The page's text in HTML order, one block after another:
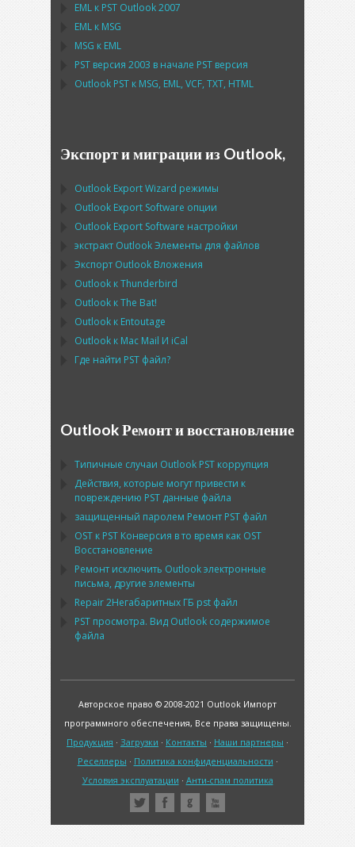
EML к PST Outlook2007
EML к MSG
MSG к EML
PST версия 2003 в начале PST версия
Outlook PST к MSG, EML, VCF, TXT, HTML
Экспорт и миграции из Outlook,
Outlook Export Wizard режимы
Outlook Export Software опции
Outlook Export Software настройки
экстракт OutlookЭлементы для файлов
Экспорт Outlook Вложения
Outlook кThunderbird
Outlook кThe Bat!
Outlook к Entoutage
Outlook к Mac Mail И iCal
Где найти PST файл?
Outlook Ремонт и восстановление
Типичные случаи Outlook PST коррупция
Действия, которые могут привести к
повреждению PST данные файла
защищенный паролем Ремонт PST файл
OST к PST Конверсия в то время как OST
Восстановление
Ремонт исключить Outlookэлектронные
письма, другие элементы
Repair2Негабаритных ГБ pst файл
PST просмотра. Вид Outlook содержимое
файла
Авторское право © 2008-2021 Outlook Импорт
программного обеспечения, Все права защищены.
Продукция · Загрузки · Контакты · Наши партнеры ·
Реселлеры · Политика конфиденциальности ·
Условия эксплуатации · Анти-спам политика